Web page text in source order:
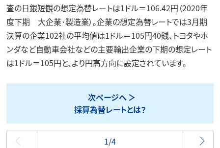
査の日銀短観の想定為替レートは1ドル＝106.42円（2020年
度下期 大企業･製造業）。企業の想定為替レートでは3月期
決算の企業102社の平均値は1ドル＝105円40銭、トヨタやホ
ンダなど自動車会社などの主要輸出企業の下期の想定レート
は1ドル＝105円と、より円高方向に設定されています。
次ページへ
採算為替レートとは？
最初
1/4